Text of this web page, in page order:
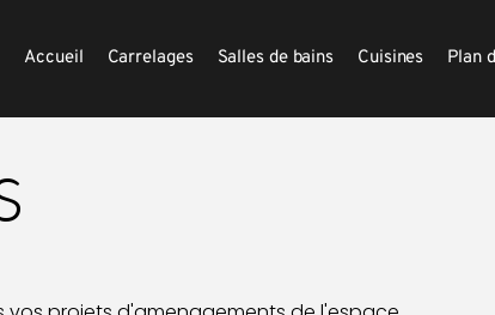
Accueil Carrelages Salles de bains Cuisines Plan